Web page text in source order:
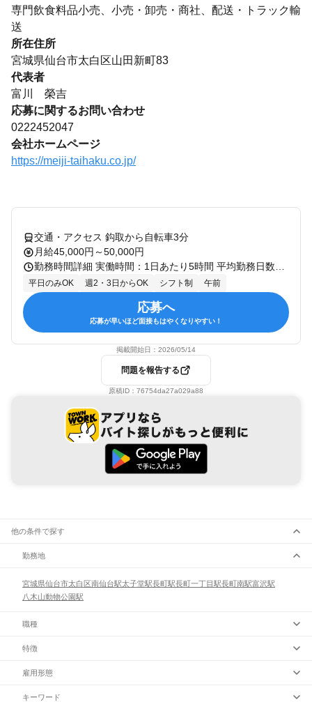
専門飲食料品小売、小売・卸売・商社、配送・トラック輸
送
所在住所
宮城県仙台市太白区山田新町83
代表者
富川 榮吉
応募に関するお問い合わせ
0222452047
会社ホームページ
https://meiji-taihaku.co.jp/
交通・アクセス 鈎取から自転車3分
月給45,000円～50,000円
平日のみOK 週2・3日からOK シフト制 午前
応募へ
応募が早いほど面接もはやくなりやすい！
掲載開始日： 2026/05/14
問題を報告する
原稿ID： 76754da27a029a88
他の条件で探す
勤務地
宮城県仙台市太白区南仙台駅太子堂駅長町駅長町一丁目駅長町南駅富沢駅
八木山動物公園駅
職種
特徴
雇用形態
キーワード